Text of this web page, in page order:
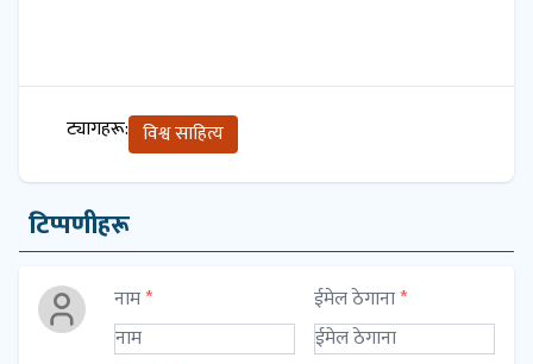
ट्यागहरू: विश्व साहित्य
टिप्पणीहरू
नाम* ईमेल ठेगाना*